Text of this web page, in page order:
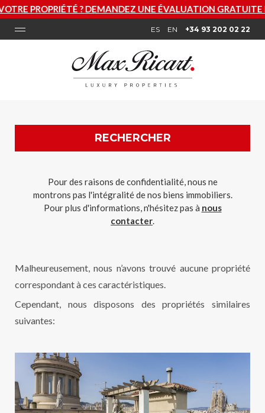
? DEMANDEZ UNE ÉVALUATION GRATUITE MAINTENANT
ES EN +34 93 202 02 22
RECHERCHER
Pour des raisons de confidentialité, nous ne
montrons pas l'intégralité de nos biens immobiliers.
Pour plus d'informations, n'hésitez pas à nous
contacter.
Malheureusement, nous n’avons trouvé aucune propriété
correspondant à ces caractéristiques.
Cependant, nous disposons des propriétés similaires
suivantes: